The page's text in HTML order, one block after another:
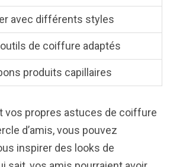
avec différents styles
de coiffure adaptés
produits capillaires
vos propres astuces de coiffure
d’amis, vous pouvez
inspirer des looks de